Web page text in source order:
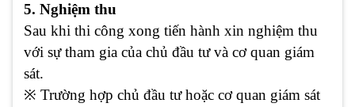
5. Nghiệm thu
Sau khi thi công xong tiến hành xin nghiệm thu
với sự tham gia của chủ đầu tư và cơ quan giám
sát.
※ Trường hợp chủ đầu tư hoặc cơ quan giám sát